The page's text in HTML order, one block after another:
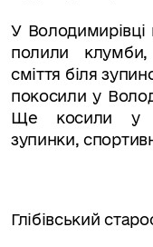
У Володимирівці
полили
сміття біля
покосили у
Ще косили у
зупинки,
Глібівський